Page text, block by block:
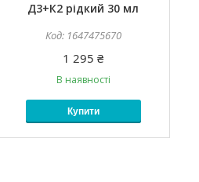
Д3+К2 рідкий 30 мл
1647475670
1 295 ₴
В наявності
Купити